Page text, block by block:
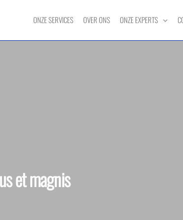
ONZE SERVICES OVER ONS ONZE EXPERTS
et magnis